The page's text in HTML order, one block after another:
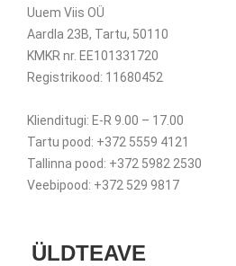
Uuem Viis OÜ
Aardla 23B, Tartu, 50110
KMKR nr. EE101331720
Registrikood: 11680452
Klienditugi: E-R 9.00 – 17.00
Tartu pood: +372 5559 4121
Tallinna pood: +372 5982 2530
Veebipood: +372 529 9817
ÜLDTEAVE